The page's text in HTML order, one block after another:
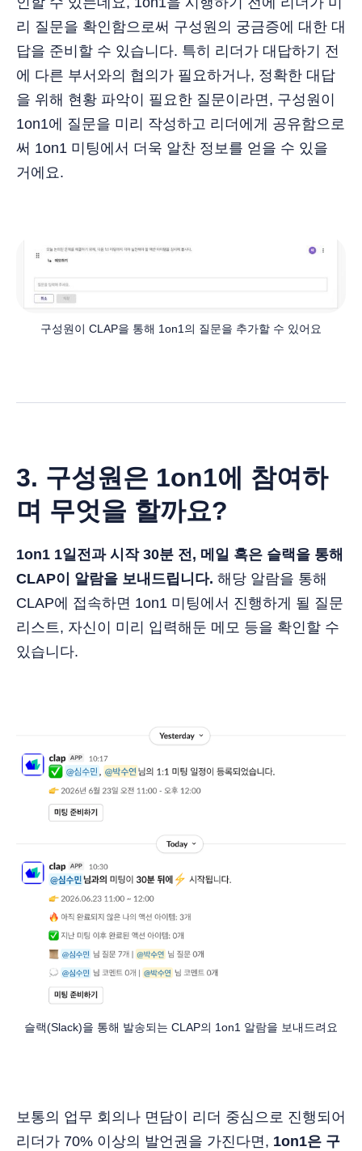
리 질문을 확인함으로써 구성원의 궁금증에 대한 대
답을 준비할 수 있습니다. 특히 리더가 대답하기 전
에 다른 부서와의 협의가 필요하거나, 정확한 대답
을 위해 현황 파악이 필요한 질문이라면, 구성원이
1on1에 질문을 미리 작성하고 리더에게 공유함으로
써 1on1 미팅에서 더욱 알찬 정보를 얻을 수 있을
거에요.
구성원이 CLAP을 통해 1on1의 질문을 추가할 수 있어요
3. 구성원은 1on1에 참여하
며 무엇을 할까요?
1on1 1일전과 시작 30분 전, 메일 혹은 슬랙을 통해
CLAP이 알람을 보내드립니다. 해당 알람을 통해
CLAP에 접속하면 1on1 미팅에서 진행하게 될 질문
리스트, 자신이 미리 입력해둔 메모 등을 확인할 수
있습니다.
슬랙(Slack)을 통해 발송되는 CLAP의 1on1 알람을 보내드려요
보통의 업무 회의나 면담이 리더 중심으로 진행되어
리더가 70% 이상의 발언권을 가진다면, 1on1은 구